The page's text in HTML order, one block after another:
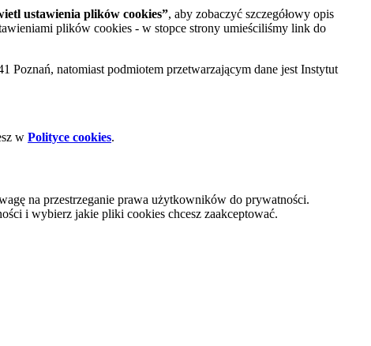
ustawienia plików cookies”, aby zobaczyć szczegółowy opis
plików cookies - w stopce strony umieściliśmy link do
natomiast podmiotem przetwarzającym dane jest Instytut
w Polityce cookies.
na przestrzeganie prawa użytkowników do prywatności.
i wybierz jakie pliki cookies chcesz zaakceptować.